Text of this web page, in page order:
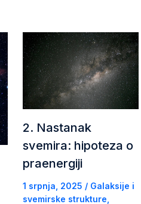
2. Nastanak
svemira: hipoteza o
praenergiji
1 srpnja, 2025 / Galaksije i
svemirske strukture